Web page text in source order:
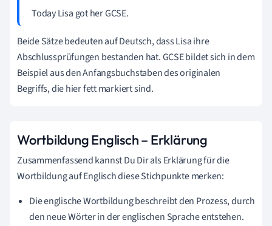
Today Lisa got her GCSE.
Beide Sätze bedeuten auf Deutsch, dass Lisa ihre
Abschlussprüfungen bestanden hat. GCSE bildet sich in dem
Beispiel aus den Anfangsbuchstaben des originalen
Begriffs, die hier fett markiert sind.
Wortbildung Englisch – Erklärung
Zusammenfassend kannst Du Dir als Erklärung für die
Wortbildung auf Englisch diese Stichpunkte merken:
Die englische Wortbildung beschreibt den Prozess, durch
den neue Wörter in der englischen Sprache entstehen.